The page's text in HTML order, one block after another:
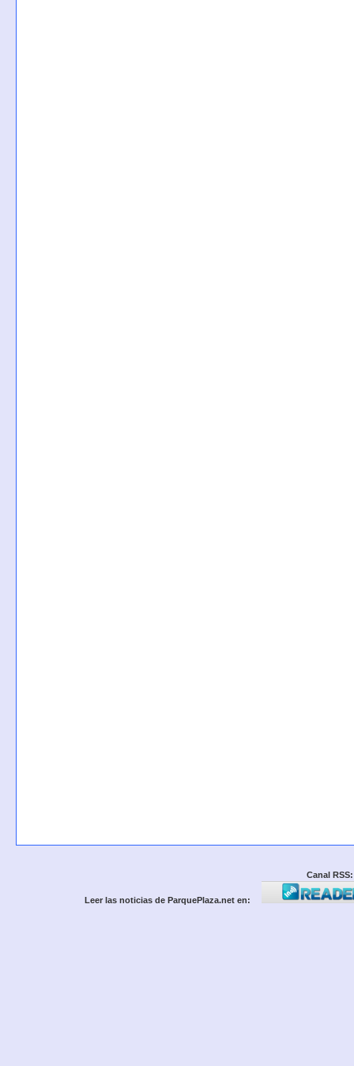
Canal RSS:
Leer las noticias de ParquePlaza.net en: